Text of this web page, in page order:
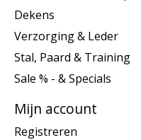
Dekens
Verzorging & Leder
Stal, Paard & Training
Sale % - & Specials
Mijn account
Registreren